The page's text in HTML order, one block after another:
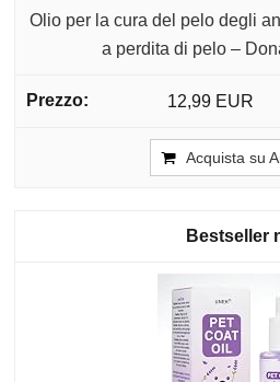
Olio per la cura del pelo degli
a perdita di pelo –
12,99 EUR
Acquista su